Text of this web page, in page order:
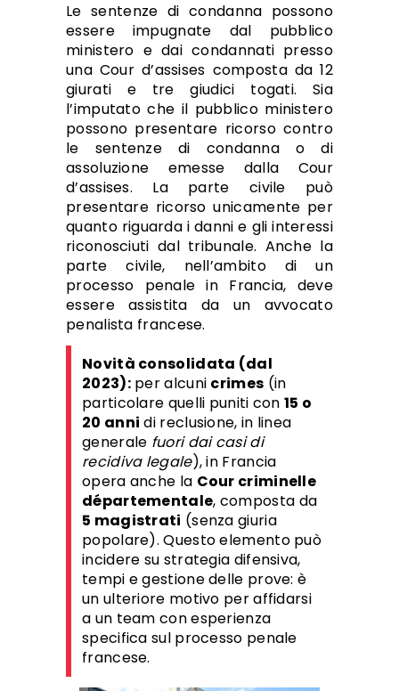
Le sentenze di condanna possono
essere impugnate dal pubblico
ministero e dai condannati presso
una Cour d’assises composta da 12
giurati e tre giudici togati. Sia
l’imputato che il pubblico ministero
possono presentare ricorso contro
le sentenze di condanna o di
assoluzione emesse dalla Cour
d’assises. La parte civile può
presentare ricorso unicamente per
quanto riguarda i danni e gli interessi
riconosciuti dal tribunale. Anche la
parte civile, nell’ambito di un
processo penale in Francia, deve
essere assistita da un avvocato
penalista francese.
Novità consolidata (dal
2023):per alcuni crimes (in
particolare quelli puniti con15 o
20 anni di reclusione, in linea
generale fuori dai casi di
recidiva legale), in Francia
opera anche la Cour criminelle
départementale, composta da
5 magistrati (senza giuria
popolare). Questo elemento può
incidere su strategia difensiva,
tempi e gestione delle prove: è
un ulteriore motivo per affidarsi
a un team con esperienza
specifica sul processo penale
francese.